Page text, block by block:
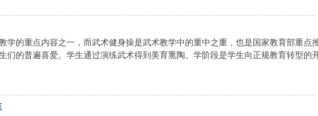
学的重点内容之一，而武术健身操是武术教学中的重中之重，也是国家教育部重点
们的普遍喜爱。学生通过演练武术得到美育熏陶。学阶段是学生向正规教育转型的